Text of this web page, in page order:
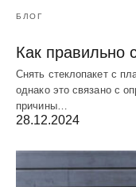
БЛОГ
Как правильно
Снять стеклопакет с
однако это связано с
причины…
28.12.2024